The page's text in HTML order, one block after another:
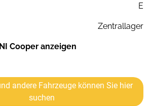
E
Zentrallager
Cooper anzeigen
andere Fahrzeuge können Sie hier
suchen